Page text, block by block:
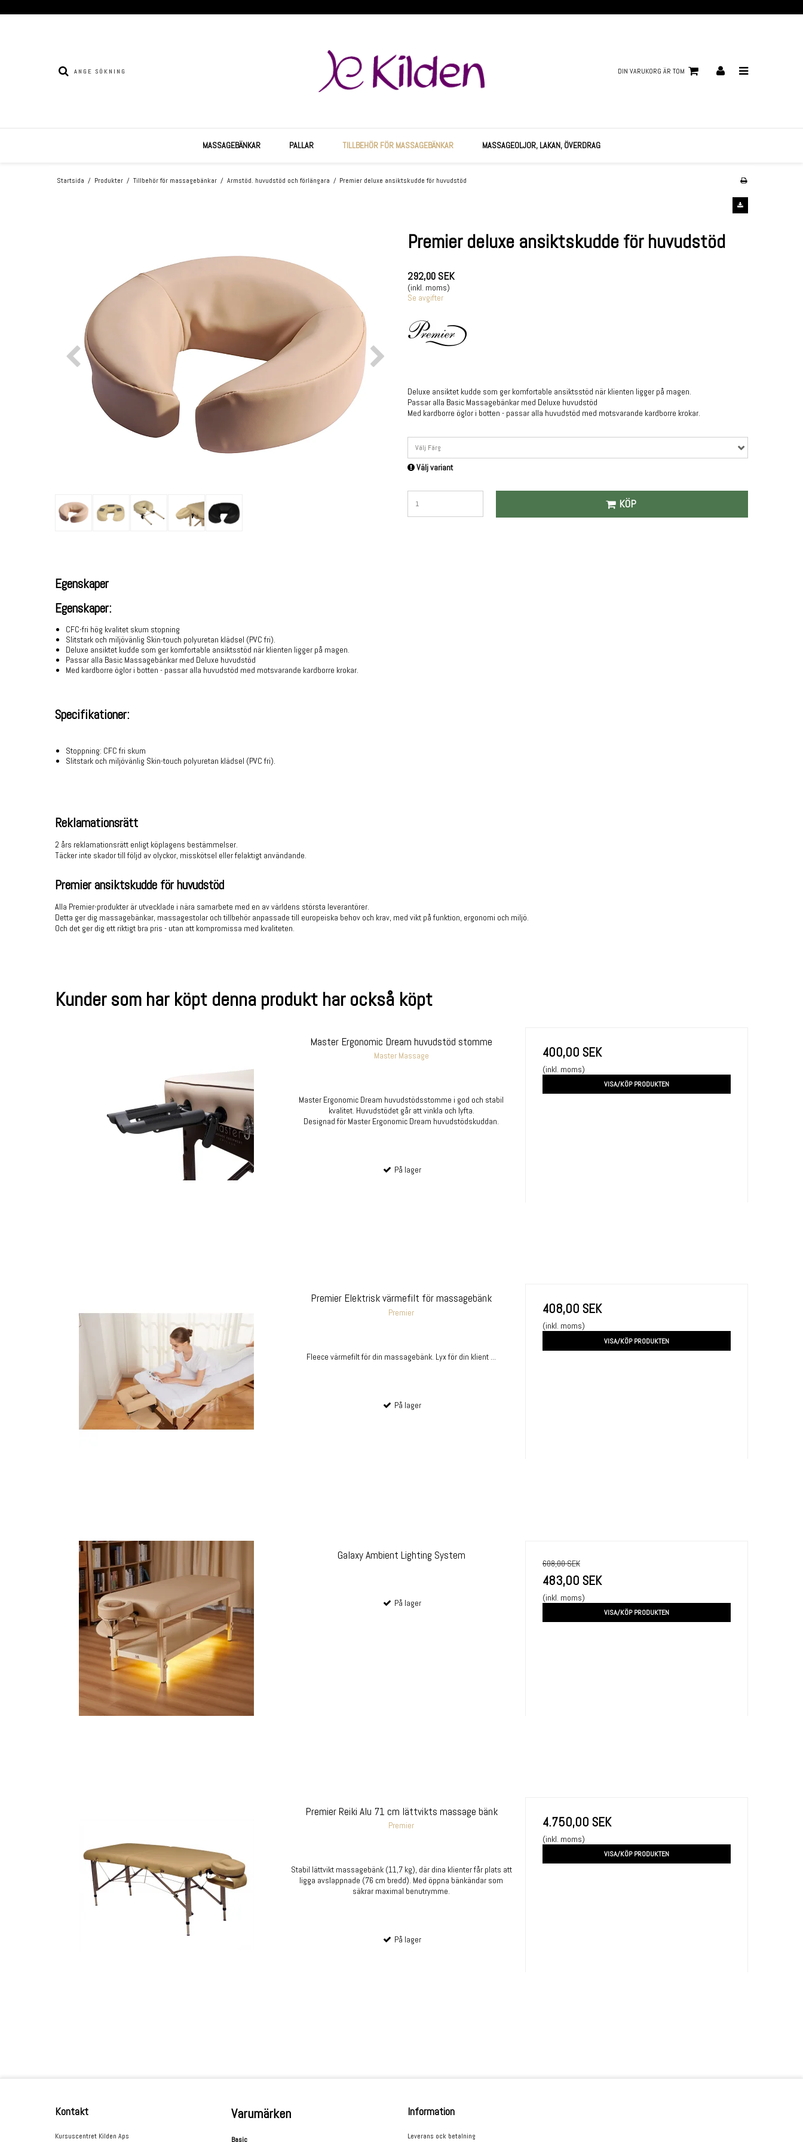
DIN VARUKORG ÄR TOM
MASSAGEBÄNKAR PALLAR TILLBEHÖR FÖR MASSAGEBÄNKAR MASSAGEOLJOR, LAKAN, ÖVERDRAG
Startsida / Produkter / Tillbehör för massagebänkar / Armstöd. huvudstöd och förlängara / Premier deluxe ansiktskudde för huvudstöd
Premier deluxe ansiktskudde för huvudstöd
292,00 SEK
(inkl. moms)
Se avgifter
Deluxe ansiktet kudde som ger komfortable ansiktsstöd när klienten ligger på magen.
Passar alla Basic Massagebänkar med Deluxe huvudstöd
Med kardborre öglor i botten - passar alla huvudstöd med motsvarande kardborre krokar.
Välj Färg
Välj variant
KÖP
Egenskaper
Egenskaper:
CFC-fri hög kvalitet skum stopning
Slitstark och miljövänlig Skin-touch polyuretan klädsel (PVC fri).
Deluxe ansiktet kudde som ger komfortable ansiktsstöd när klienten ligger på magen.
Passar alla Basic Massagebänkar med Deluxe huvudstöd
Med kardborre öglor i botten - passar alla huvudstöd med motsvarande kardborre krokar.
Specifikationer:
Stoppning: CFC fri skum
Slitstark och miljövänlig Skin-touch polyuretan klädsel (PVC fri).
Reklamationsrätt
2 års reklamationsrätt enligt köplagens bestämmelser.
Täcker inte skador till följd av olyckor, misskötsel eller felaktigt användande.
Premier ansiktskudde för huvudstöd
Alla Premier-produkter är utvecklade i nära samarbete med en av världens största leverantörer.
Detta ger dig massagebänkar, massagestolar och tillbehör anpassade till europeiska behov och krav, med vikt på funktion, ergonomi och miljö.
Och det ger dig ett riktigt bra pris - utan att kompromissa med kvaliteten.
Kunder som har köpt denna produkt har också köpt
Master Ergonomic Dream huvudstöd stomme
Master Massage
Master Ergonomic Dream huvudstödsstomme i god och stabil
kvalitet. Huvudstödet går att vinkla och lyfta.
Designad för Master Ergonomic Dream huvudstödskuddan.
På lager
400,00 SEK
(inkl. moms)
VISA/KÖP PRODUKTEN
Premier Elektrisk värmefilt för massagebänk
Premier
Fleece värmefilt för din massagebänk. Lyx för din klient ...
På lager
408,00 SEK
(inkl. moms)
VISA/KÖP PRODUKTEN
Galaxy Ambient Lighting System
På lager
608,00 SEK
483,00 SEK
(inkl. moms)
VISA/KÖP PRODUKTEN
Premier Reiki Alu 71 cm lättvikts massage bänk
Premier
Stabil lättvikt massagebänk (11,7 kg), där dina klienter får plats att
ligga avslappnade (76 cm bredd). Med öppna bänkändar som
säkrar maximal benutrymme.
På lager
4.750,00 SEK
(inkl. moms)
VISA/KÖP PRODUKTEN
Kontakt
Kursuscentret Kilden Aps
Varumärken
Basic
Information
Leverans ock betalning